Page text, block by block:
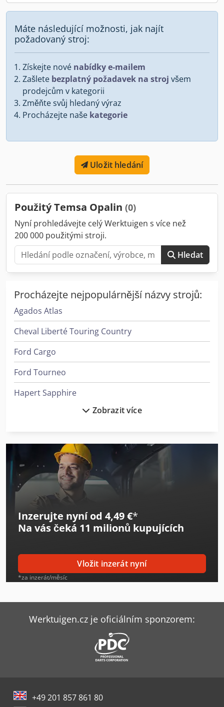
Máte následující možnosti, jak najít
požadovaný stroj:
Získejte nové nabídky e-mailem
Zašlete bezplatný požadavek na stroj všem
prodejcům v kategorii
Změňte svůj hledaný výraz
Procházejte naše kategorie
Uložit hledání
Použitý Temsa Opalin (0)
Nyní prohledávejte celý Werktuigen s více než
200 000 použitými stroji.
Hledat
Procházejte nejpopulárnější názvy strojů:
Agados Atlas
Cheval Liberté Touring Country
Ford Cargo
Ford Tourneo
Hapert Sapphire
Neoplan Cityliner
Neoplan Starliner
Neoplan Tourliner
Neoplan Trendliner
Opel Astra
Opel Combo
Opel Movano
Opel Vivaro B
Saris Pl 276 150 1500 1
Scania Touring
Zobrazit více
Inzerujte nyní od 4,49 €*
Na vás čeká 11 milionů kupujících
Vložit inzerát nyní
*za inzerát/měsíc
Werktuigen.cz je oficiálním sponzorem:
+49 201 857 861 80